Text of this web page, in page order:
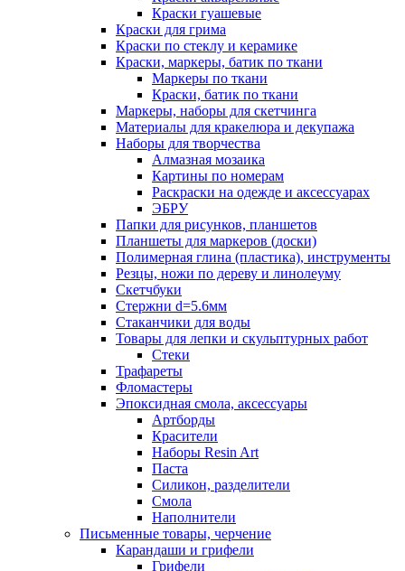
Краски гуашевые
Краски для грима
Краски по стеклу и керамике
Краски, маркеры, батик по ткани
Маркеры по ткани
Краски, батик по ткани
Маркеры, наборы для скетчинга
Материалы для кракелюра и декупажа
Наборы для творчества
Алмазная мозаика
Картины по номерам
Раскраски на одежде и аксессуарах
ЭБРУ
Папки для рисунков, планшетов
Планшеты для маркеров (доски)
Полимерная глина (пластика), инструменты
Резцы, ножи по дереву и линолеуму
Скетчбуки
Стержни d=5.6мм
Стаканчики для воды
Товары для лепки и скульптурных работ
Стеки
Трафареты
Фломастеры
Эпоксидная смола, аксессуары
Артборды
Красители
Наборы Resin Art
Паста
Силикон, разделители
Смола
Наполнители
Письменные товары, черчение
Карандаши и грифели
Грифели